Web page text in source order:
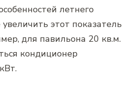
летнего
этот показатель
для павильона 20 кв.м.
кондиционер